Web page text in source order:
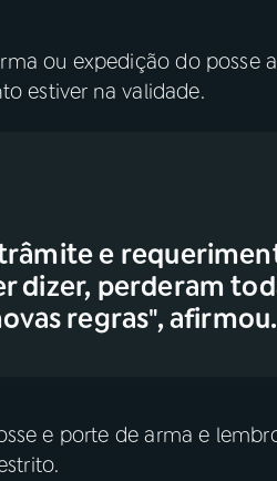
ou expedição do posse
estiver na validade.
e
dizer, perderam
regras", afirmou.
e porte de arma e